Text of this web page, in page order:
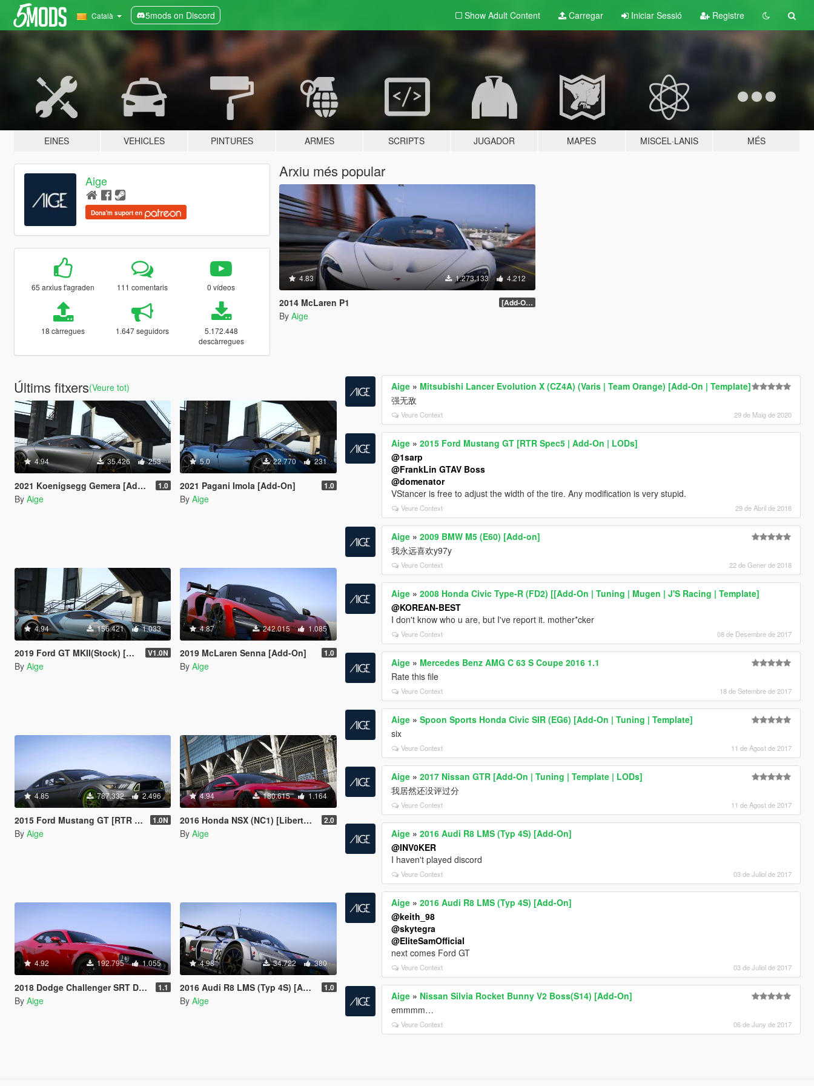
Català 5mods on Discord Show Adult Content Carregar Iniciar Sessió Registre
EINES VEHICLES PINTURES ARMES SCRIPTS JUGADOR MAPES MISCEL·LANIS MÉS
Aige
Dona'm suport en
65 arxius t'agraden 111 comentaris 0 vídeos
18 càrregues 1.647 seguidors
5.172.448
descàrregues
Arxiu més popular
4.83 1.273.133 4.212
2014 McLaren P1 [Add-On / Replace] 2.0
By Aige
Últims fitxers(Veure tot)
4.94 35.426 253
2021 Koenigsegg Gemera [Add-On] 1.0
By Aige
5.0 22.770 231
2021 Pagani Imola [Add-On] 1.0
By Aige
4.94 156.421 1.033
2019 Ford GT MKII(Stock) [Add-On] V1.0N
By Aige
4.87 242.015 1.085
2019 McLaren Senna [Add-On] 1.0
By Aige
4.85 787.332 2.496
2015 Ford Mustang GT [RTR Spec5 | Add-On | LODs] 1.0N
By Aige
4.94 180.615 1.164
2016 Honda NSX (NC1) [LibertyWalk | Add-On] 2.0
By Aige
4.92 192.795 1.055
2018 Dodge Challenger SRT Demon [LibertyWalk | Add-On] 1.1
By Aige
4.98 34.722 380
2016 Audi R8 LMS (Typ 4S) [Add-On] 1.0
By Aige
Aige » Mitsubishi Lancer Evolution X (CZ4A) (Varis | Team Orange) [Add-On | Template]
强无敌
Veure Context 29 de Maig de 2020
Aige »2015 Ford Mustang GT [RTR Spec5 | Add-On | LODs]
@1sarp
@FrankLin GTAV Boss
@domenator
VStancer is free to adjust the width of the tire. Any modification is very stupid.
Veure Context 29 de Abril de 2018
Aige »2009 BMW M5 (E60) [Add-on]
我永远喜欢y97y
Veure Context 22 de Gener de 2018
Aige »2008 Honda Civic Type-R (FD2) [[Add-On | Tuning | Mugen | J'S Racing | Template]
@KOREAN-BEST
I don't know who u are, but I've report it. mother*cker
Veure Context 08 de Desembre de 2017
Aige » Mercedes Benz AMG C 63 S Coupe 2016 1.1
Rate this file
Veure Context 18 de Setembre de 2017
Aige »Spoon Sports Honda Civic SIR (EG6) [Add-On | Tuning | Template]
six
Veure Context 11 de Agost de 2017
Aige »2017 Nissan GTR [Add-On | Tuning | Template | LODs]
我居然还没评过分
Veure Context 11 de Agost de 2017
Aige »2016 Audi R8 LMS (Typ 4S) [Add-On]
@INV0KER
I haven't played discord
Veure Context 03 de Juliol de 2017
Aige »2016 Audi R8 LMS (Typ 4S) [Add-On]
@keith_98
@skytegra
@EliteSamOfficial
next comes Ford GT
Veure Context 03 de Juliol de 2017
Aige » Nissan Silvia Rocket Bunny V2 Boss(S14) [Add-On]
emmmm…
Veure Context 06 de Juny de 2017